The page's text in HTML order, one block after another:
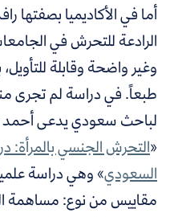
أما في الأكاديميا بصفتها
الرادعة للتحرش في
وغير واضحة وقابلة
لباحث سعودي يدعى أحمد
«التحرش الجنسي بالمرأة:
السعودي»وهي دراسة
مقاييس من نوع: مساهمة